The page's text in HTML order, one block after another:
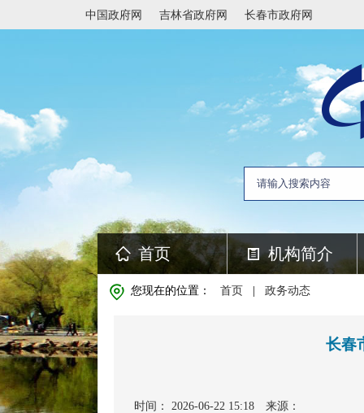
中国政府网 吉林省政府网 长春市政府网
首页 机构简介
您现在的位置： 首页 政务动态
长春
时间： 2026-06-22 15:18 来源：